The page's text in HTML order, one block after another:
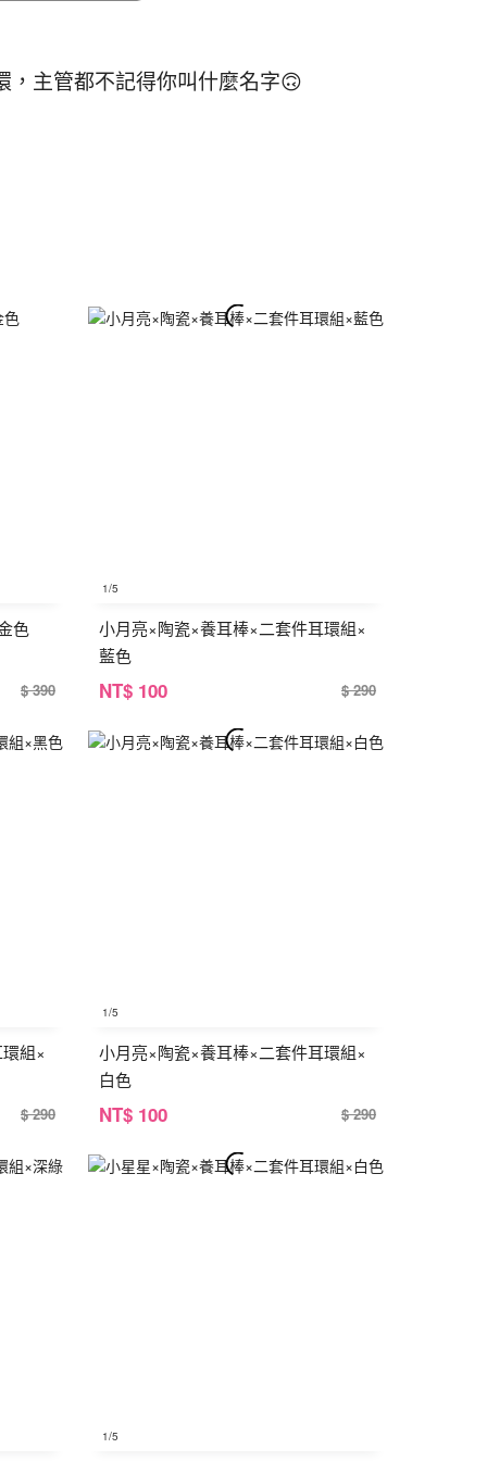
主管都不記得你叫什麼名字🙃
色
$ 390
1/5
小月亮×陶瓷×養耳棒×二套件耳環組×
藍色
NT$ 100 $ 290
組×
$ 290
1/5
小月亮×陶瓷×養耳棒×二套件耳環組×
白色
NT$ 100 $ 290
1/5